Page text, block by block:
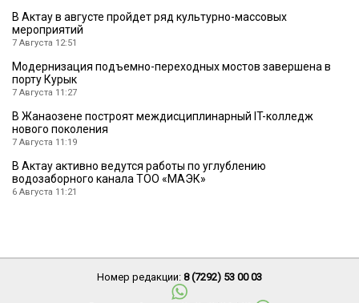
В Актау в августе пройдет ряд культурно-массовых
мероприятий
7 Августа 12:51
Модернизация подъемно-переходных мостов завершена в
порту Курык
7 Августа 11:27
В Жанаозене построят междисциплинарный IT-колледж
нового поколения
7 Августа 11:19
В Актау активно ведутся работы по углублению
водозаборного канала ТОО «МАЭК»
6 Августа 11:21
Номер редакции: 8 (7292) 53 00 03